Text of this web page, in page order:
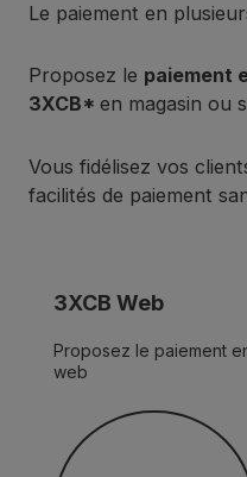
Le paiement en
Proposez le paiement
3XCB*en magasin ou
Vous fidélisez vos
facilités de paiement
3XCB Web
Proposez le paiement
web
Découvrir